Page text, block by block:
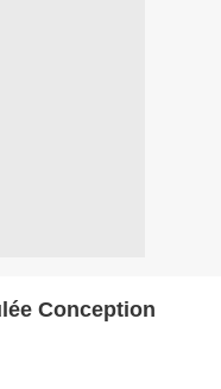
Conception